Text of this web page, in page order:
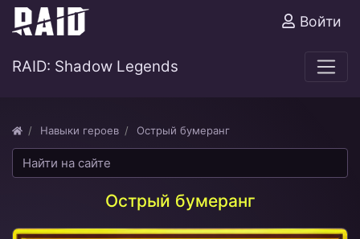
Войти
RAID: Shadow Legends
Навыки героев Острый бумеранг
Острый бумеранг